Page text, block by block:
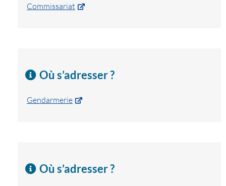
Commissariat
Où s’adresser ?
Gendarmerie
Où s’adresser ?